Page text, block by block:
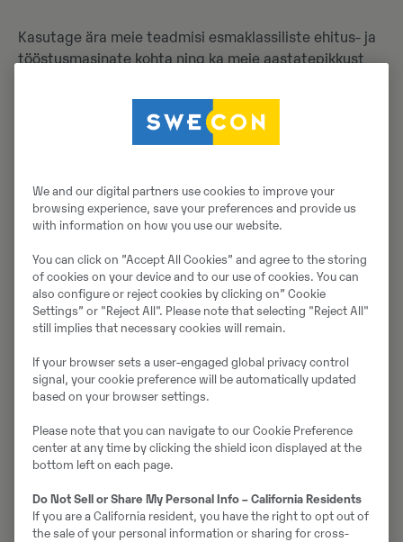
Kasutage ära meie teadmisi esmaklassiliste ehitus- ja
tööstusmasinate kohta ning ka meie aastatepikkust
usaldusväärse müügipartnerina mõistame, et soovite
kõige kvaliteetsemaid tooteid ning teenuseid, seega
pakume teile asjatundlikku tuge kogu
tehnilise kompetentsi ja terviklikku teenindust üle
terve Eesti.
Me saame
teid aidata
Kasutage ära meie müügi- ja tehnikaekspertide
ehitusvajadustele.
Kasulikud nõuanded teie ettevõtte ärivajaduste
Kasutajapõhiste tootevõimaluste soovitused.
We and our digital partners use cookies to improve your
browsing experience, save your preferences and provide us
with information on how you use our website.
You can click on ”Accept All Cookies” and agree to the storing
of cookies on your device and to our use of cookies. You can
also configure or reject cookies by clicking on” Cookie
Settings” or "Reject All". Please note that selecting "Reject All"
still implies that necessary cookies will remain.
If your browser sets a user-engaged global privacy control
signal, your cookie preference will be automatically updated
based on your browser settings.
Please note that you can navigate to our Cookie Preference
center at any time by clicking the shield icon displayed at the
bottom left on each page.
Do Not Sell or Share My Personal Info – California Residents
If you are a California resident, you have the right to opt out of
the sale of your personal information or sharing for cross-